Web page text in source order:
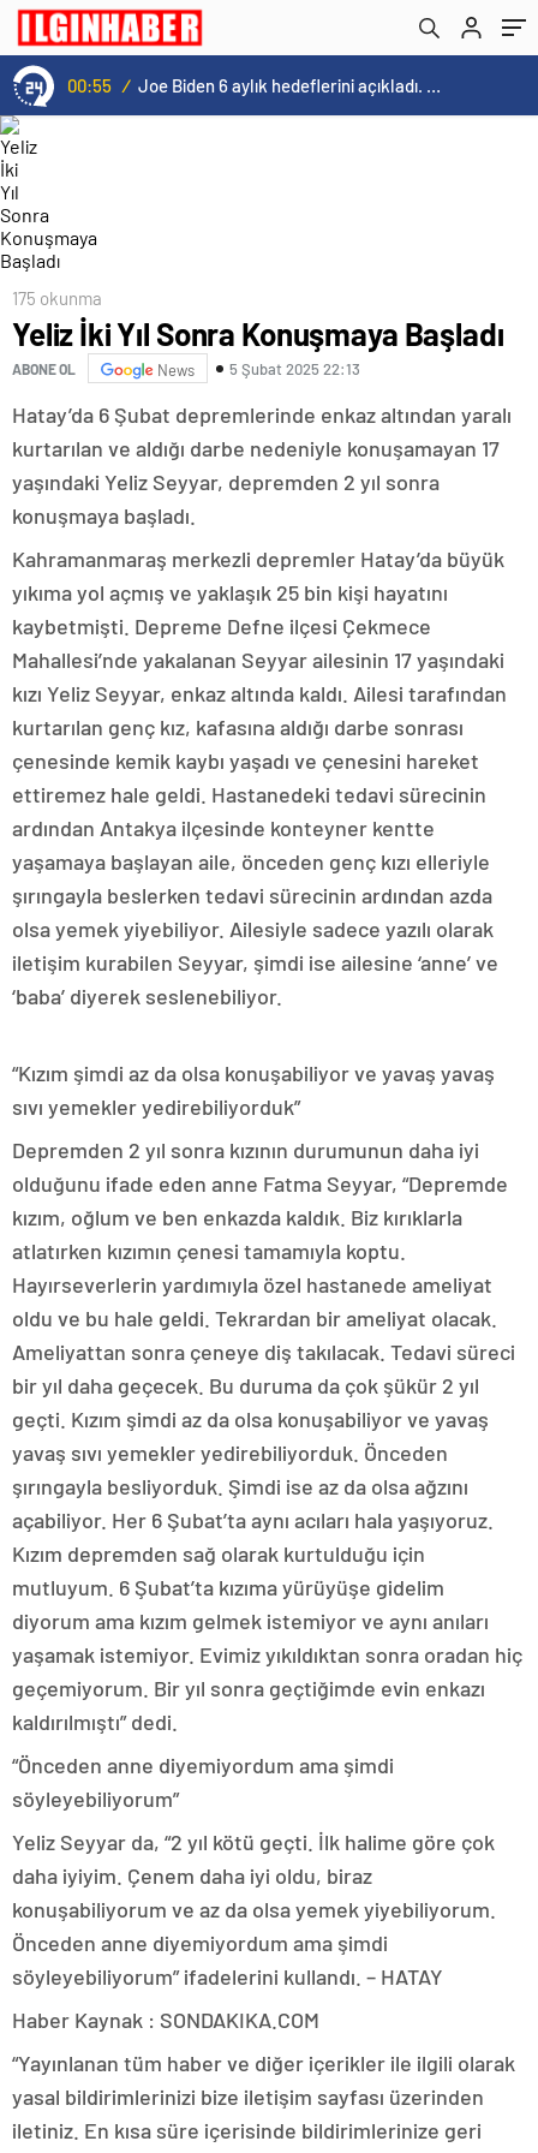
00:55 / Joe Biden 6 aylık hedeflerini açıkladı. Senato buz gibi…
175 okunma
Yeliz İki Yıl Sonra Konuşmaya Başladı
ABONE OL News 5 Şubat 2025 22:13
Hatay’da 6 Şubat depremlerinde enkaz altından yaralı
kurtarılan ve aldığı darbe nedeniyle konuşamayan 17
yaşındaki Yeliz Seyyar, depremden 2 yıl sonra
konuşmaya başladı.
Kahramanmaraş merkezli depremler Hatay’da büyük
yıkıma yol açmış ve yaklaşık 25 bin kişi hayatını
kaybetmişti. Depreme Defne ilçesi Çekmece
Mahallesi’nde yakalanan Seyyar ailesinin 17 yaşındaki
kızı Yeliz Seyyar, enkaz altında kaldı. Ailesi tarafından
kurtarılan genç kız, kafasına aldığı darbe sonrası
çenesinde kemik kaybı yaşadı ve çenesini hareket
ettiremez hale geldi. Hastanedeki tedavi sürecinin
ardından Antakya ilçesinde konteyner kentte
yaşamaya başlayan aile, önceden genç kızı elleriyle
şırıngayla beslerken tedavi sürecinin ardından azda
olsa yemek yiyebiliyor. Ailesiyle sadece yazılı olarak
iletişim kurabilen Seyyar, şimdi ise ailesine ‘anne’ ve
‘baba’ diyerek seslenebiliyor.
“Kızım şimdi az da olsa konuşabiliyor ve yavaş yavaş
sıvı yemekler yedirebiliyorduk”
Depremden 2 yıl sonra kızının durumunun daha iyi
olduğunu ifade eden anne Fatma Seyyar, “Depremde
kızım, oğlum ve ben enkazda kaldık. Biz kırıklarla
atlatırken kızımın çenesi tamamıyla koptu.
Hayırseverlerin yardımıyla özel hastanede ameliyat
oldu ve bu hale geldi. Tekrardan bir ameliyat olacak.
Ameliyattan sonra çeneye diş takılacak. Tedavi süreci
bir yıl daha geçecek. Bu duruma da çok şükür 2 yıl
geçti. Kızım şimdi az da olsa konuşabiliyor ve yavaş
yavaş sıvı yemekler yedirebiliyorduk. Önceden
şırıngayla besliyorduk. Şimdi ise az da olsa ağzını
açabiliyor. Her 6 Şubat’ta aynı acıları hala yaşıyoruz.
Kızım depremden sağ olarak kurtulduğu için
mutluyum. 6 Şubat’ta kızıma yürüyüşe gidelim
diyorum ama kızım gelmek istemiyor ve aynı anıları
yaşamak istemiyor. Evimiz yıkıldıktan sonra oradan hiç
geçemiyorum. Bir yıl sonra geçtiğimde evin enkazı
kaldırılmıştı” dedi.
“Önceden anne diyemiyordum ama şimdi
söyleyebiliyorum”
Yeliz Seyyar da, “2 yıl kötü geçti. İlk halime göre çok
daha iyiyim. Çenem daha iyi oldu, biraz
konuşabiliyorum ve az da olsa yemek yiyebiliyorum.
Önceden anne diyemiyordum ama şimdi
söyleyebiliyorum” ifadelerini kullandı. – HATAY
Haber Kaynak : SONDAKIKA.COM
“Yayınlanan tüm haber ve diğer içerikler ile ilgili olarak
yasal bildirimlerinizi bize iletişim sayfası üzerinden
iletiniz. En kısa süre içerisinde bildirimlerinize geri